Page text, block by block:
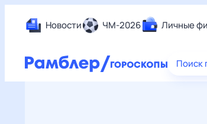
Новости ЧМ-2026 Личные
Поиск